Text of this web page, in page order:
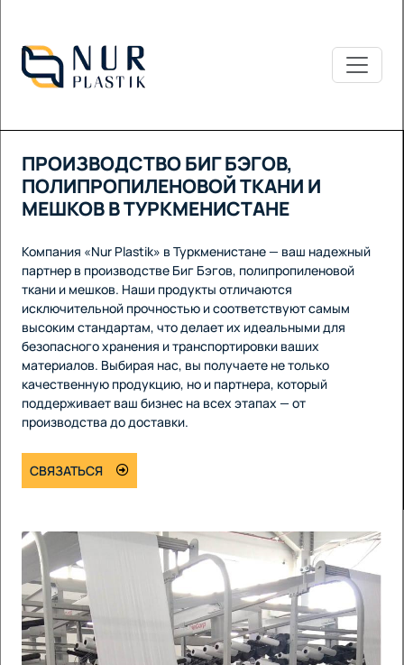
ПРОИЗВОДСТВО БИГ БЭГОВ,
ПОЛИПРОПИЛЕНОВОЙ ТКАНИ И
МЕШКОВ В ТУРКМЕНИСТАНЕ
Компания «Nur Plastik» в Туркменистане — ваш надежный
партнер в производстве Биг Бэгов, полипропиленовой
ткани и мешков. Наши продукты отличаются
исключительной прочностью и соответствуют самым
высоким стандартам, что делает их идеальными для
безопасного хранения и транспортировки ваших
материалов. Выбирая нас, вы получаете не только
качественную продукцию, но и партнера, который
поддерживает ваш бизнес на всех этапах — от
производства до доставки.
СВЯЗАТЬСЯ